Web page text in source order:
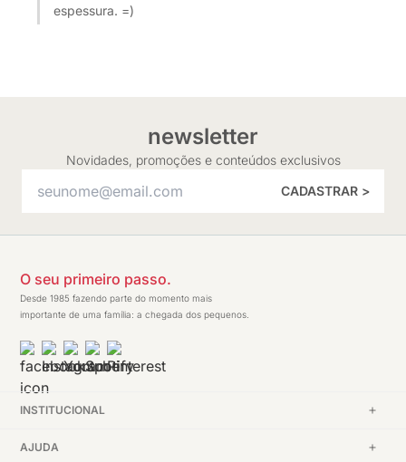
espessura. =)
newsletter
Novidades, promoções e conteúdos exclusivos
CADASTRAR >
O seu primeiro passo.
Desde 1985 fazendo parte do momento mais
importante de uma família: a chegada dos pequenos.
INSTITUCIONAL
AJUDA